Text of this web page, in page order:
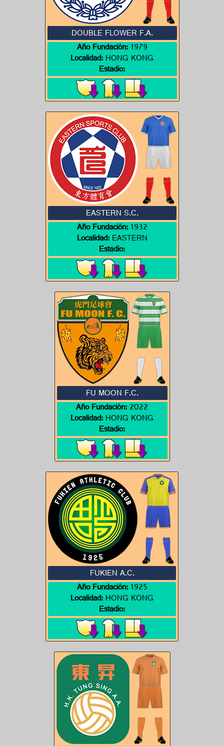
DOUBLE FLOWER F.A.
Año Fundación:1979
Localidad:HONG KONG
Estadio:
EASTERN S.C.
Año Fundación:1932
Localidad:EASTERN
Estadio:
FU MOON F.C.
Año Fundación:2022
Localidad:HONG KONG
Estadio:
FUKIEN A.C.
Año Fundación:1925
Localidad:HONG KONG
Estadio: